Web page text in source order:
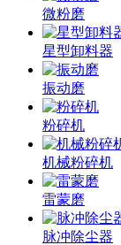
微粉磨
星型卸料器
振动磨
粉碎机
机械粉碎机
雷蒙磨
脉冲除尘器